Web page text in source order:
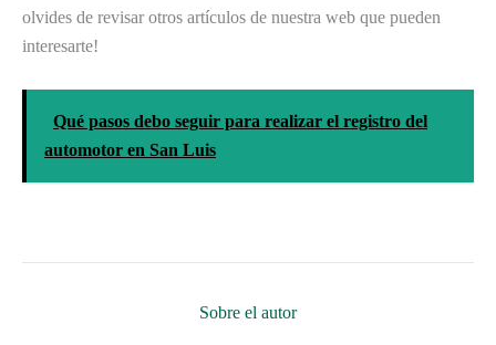
olvides de revisar otros artículos de nuestra web que pueden
interesarte!
Qué pasos debo seguir para realizar el registro del
automotor en San Luis
Sobre el autor